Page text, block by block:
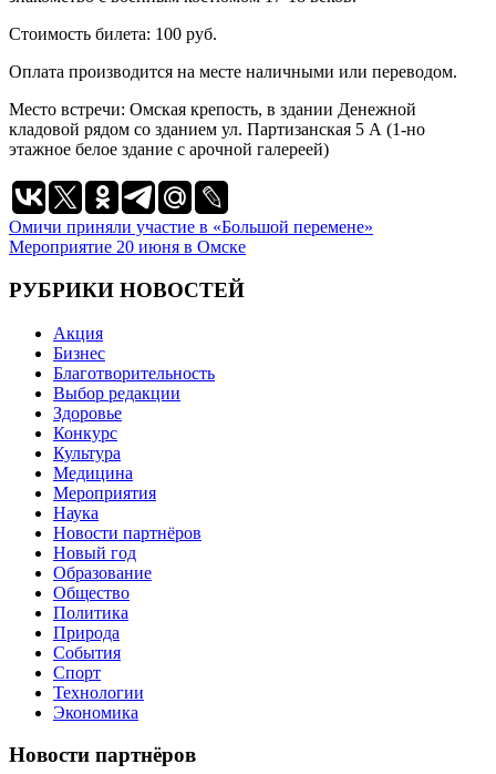
Стоимость билета: 100 руб.
Оплата производится на месте наличными или переводом.
Место встречи: Омская крепость, в здании Денежной
кладовой рядом со зданием ул. Партизанская 5 А (1-но
этажное белое здание с арочной галереей)
Навигация
по
записям
Омичи приняли участие в «Большой перемене»
Мероприятие 20 июня в Омске
РУБРИКИ НОВОСТЕЙ
Акция
Бизнес
Благотворительность
Выбор редакции
Здоровье
Конкурс
Культура
Медицина
Мероприятия
Наука
Новости партнёров
Новый год
Образование
Общество
Политика
Природа
События
Спорт
Технологии
Экономика
Новости партнёров